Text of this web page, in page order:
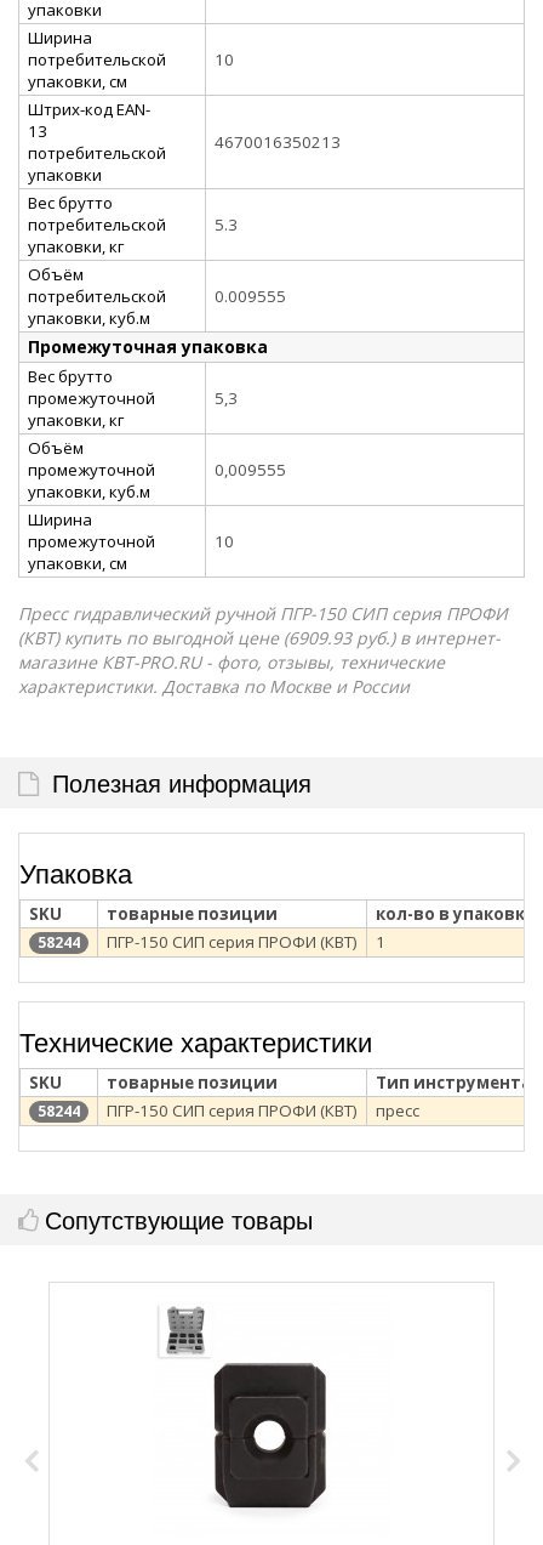
упаковки
Ширина
потребительской
упаковки, см
10
Штрих-код EAN-
13
потребительской
упаковки
4670016350213
Вес брутто
потребительской
упаковки, кг
5.3
Объём
потребительской
упаковки, куб.м
0.009555
Промежуточная упаковка
Вес брутто
промежуточной
упаковки, кг
5,3
Объём
промежуточной
упаковки, куб.м
0,009555
Ширина
промежуточной
упаковки, см
10
Пресс гидравлический ручной ПГР-150 СИП серия ПРОФИ
(КВТ) купить по выгодной цене (6909.93 руб.) в интернет-
магазине КВТ-PRO.RU - фото, отзывы, технические
характеристики. Доставка по Москве и России
Полезная информация
Упаковка
SKU товарные позиции кол-во в упаковке
58244 ПГР-150 СИП серия ПРОФИ (КВТ) 1
Технические характеристики
SKU товарные позиции Тип инструмента
58244 ПГР-150 СИП серия ПРОФИ (КВТ) пресс
Сопутствующие товары